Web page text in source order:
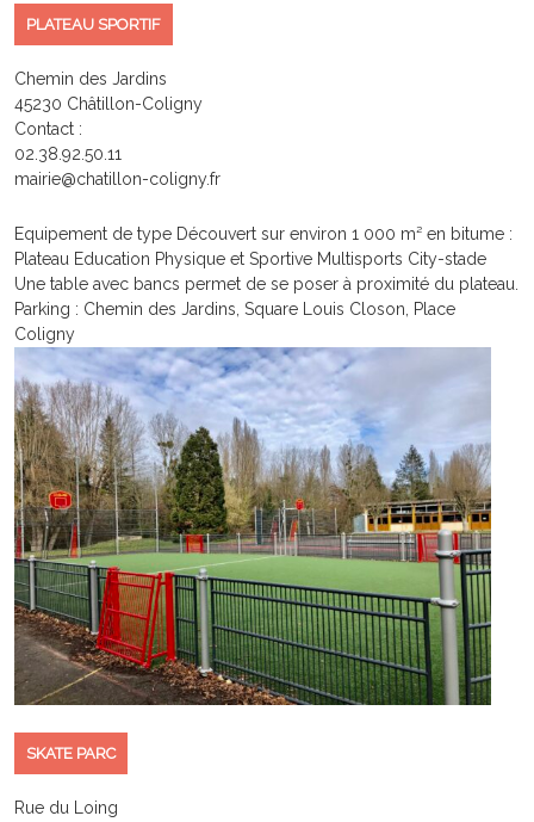
PLATEAU SPORTIF
Chemin des Jardins
45230 Châtillon-Coligny
Contact :
02.38.92.50.11
mairie@chatillon-coligny.fr
Equipement de type Découvert sur environ 1 000 m² en bitume :
Plateau Education Physique et Sportive Multisports City-stade
Une table avec bancs permet de se poser à proximité du plateau.
Parking : Chemin des Jardins, Square Louis Closon, Place
Coligny
SKATE PARC
Rue du Loing